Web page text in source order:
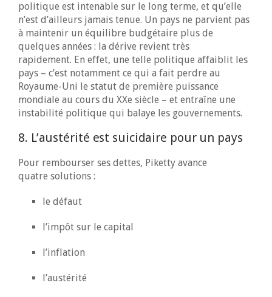
politique est intenable sur le long terme, et qu’elle
n’est d’ailleurs jamais tenue. Un pays ne parvient pas
à maintenir un équilibre budgétaire plus de
quelques années : la dérive revient très
rapidement. En effet, une telle politique affaiblit les
pays – c’est notamment ce qui a fait perdre au
Royaume-Uni le statut de première puissance
mondiale au cours du XXe siècle – et entraîne une
instabilité politique qui balaye les gouvernements.
8. L’austérité est suicidaire pour un pays
Pour rembourser ses dettes, Piketty avance
quatre solutions :
le défaut
l’impôt sur le capital
l’inflation
l’austérité